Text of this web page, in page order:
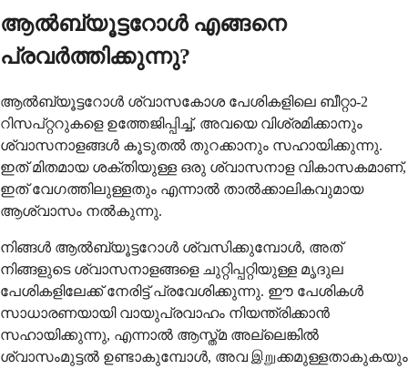
ആൽബ്യൂട്ടറോൾ എങ്ങനെ
പ്രവർത്തിക്കുന്നു?
ആൽബ്യൂട്ടറോൾ ശ്വാസകോശ പേശികളിലെ ബീറ്റാ-2
റിസപ്റ്ററുകളെ ഉത്തേജിപ്പിച്ച്, അവയെ വിശ്രമിക്കാനും
ശ്വാസനാളങ്ങൾ കൂടുതൽ തുറക്കാനും സഹായിക്കുന്നു.
ഇത് മിതമായ ശക്തിയുള്ള ഒരു ശ്വാസനാള വികാസകമാണ്,
ഇത് വേഗത്തിലുള്ളതും എന്നാൽ താൽക്കാലികവുമായ
ആശ്വാസം നൽകുന്നു.
നിങ്ങൾ ആൽബ്യൂട്ടറോൾ ശ്വസിക്കുമ്പോൾ, അത്
നിങ്ങളുടെ ശ്വാസനാളങ്ങളെ ചുറ്റിപ്പറ്റിയുള്ള മൃദുല
പേശികളിലേക്ക് നേരിട്ട് പ്രവേശിക്കുന്നു. ഈ പേശികൾ
സാധാരണയായി വായുപ്രവാഹം നിയന്ത്രിക്കാൻ
സഹായിക്കുന്നു, എന്നാൽ ആസ്ത്മ അല്ലെങ്കിൽ
ശ്വാസംമുട്ടൽ ഉണ്ടാകുമ്പോൾ, അവ இறுക്കമുള്ളതാകുകയും